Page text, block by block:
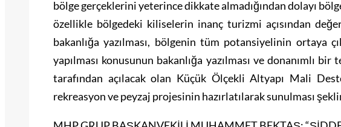
bölge gerçeklerini yeterince dikkate almadığından dolayı
özellikle bölgedeki kiliselerin inanç turizmi açısından
bakanlığa yazılması, bölgenin tüm potansiyelinin ortaya
yapılması konusunun bakanlığa yazılması ve donanımlı
tarafından açılacak olan Küçük Ölçekli Altyapı Mali
rekreasyon ve peyzaj projesinin hazırlatılarak sunulması